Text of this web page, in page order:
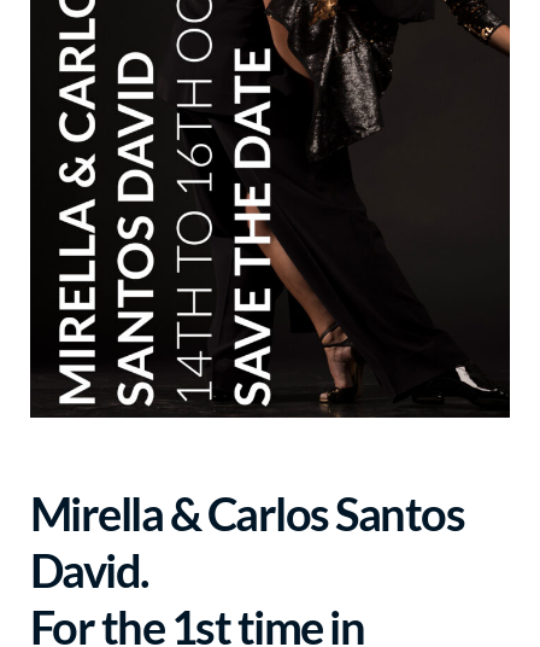
Mirella & Carlos Santos
David.
For the 1st time in